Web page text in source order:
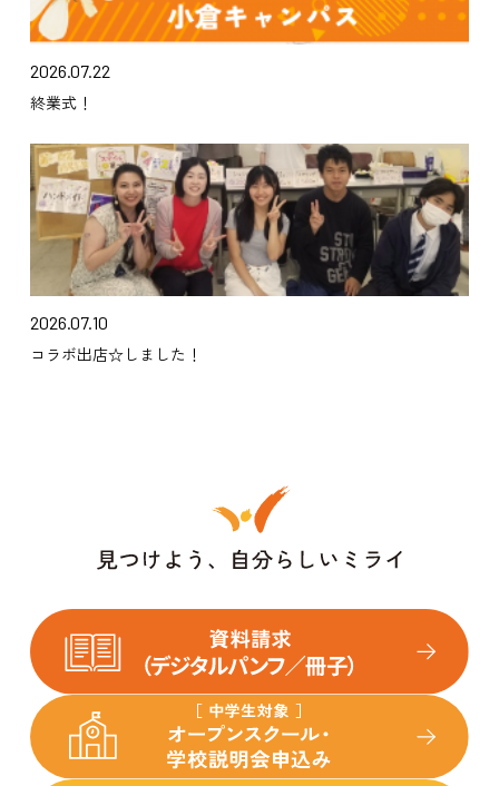
2026.07.22
終業式！
2026.07.10
コラボ出店☆しました！